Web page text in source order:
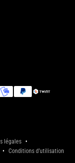
légales
Conditions d’utilisation